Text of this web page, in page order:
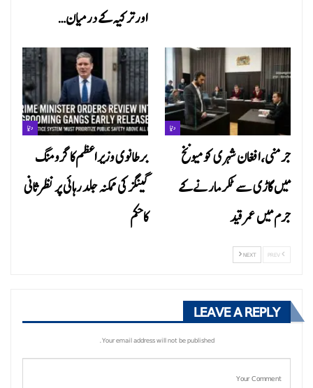
اور ترکیہ کے درمیان…
دنیا
برطانوی وزیراعظم کا گرومنگ
گینگز کی ممکنہ جلد رہائی پر نظرثانی
کاحکم
دنیا
جرمنی،افغان شہری کو میونخ
میں گاڑی سے ٹکر مارنے کے
جرم میں عمر قید
NEXT
LEAVE A REPLY
Your email address will not be published.